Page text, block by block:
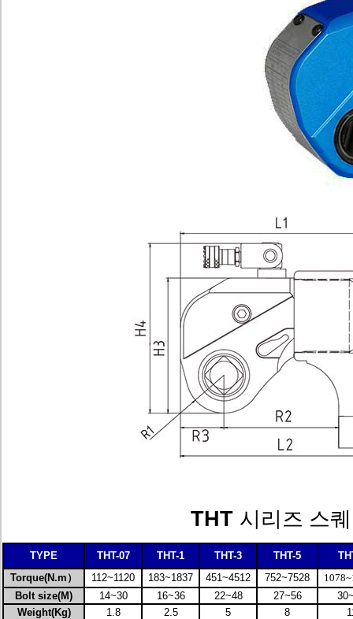
THT 시리즈 스
TYPE THT-07 THT-1 THT-3 THT-5
Torque(N.m） 112~1120 183~1837 451~4512 752~7528
Bolt size(M) 14~30 16~36 22~48 27~56
Weight(Kg) 1.8 2.5 5 8